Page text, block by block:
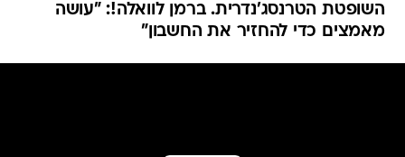
השופטת הטרנסג'נדרית. ברמן לוואלה!: "עושה
מאמצים כדי להחזיר את החשבון"